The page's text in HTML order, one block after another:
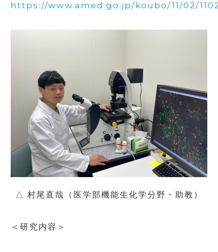
https://www.amed.go.jp/koubo/11/02/
△ 村尾直哉（医学部機能生化学分野・助教）
＜研究内容＞